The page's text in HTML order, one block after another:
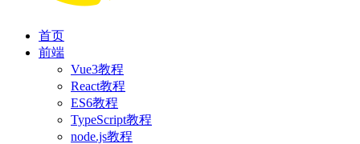
首页
前端
Vue3教程
React教程
ES6教程
TypeScript教程
node.js教程